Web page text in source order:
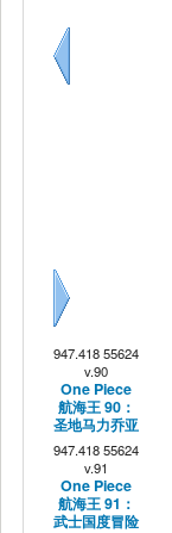
947.418 55624
v.90
One Piece
航海王 90：
圣地马力乔亚
947.418 55624
v.91
One Piece
航海王 91：
武士国度冒险